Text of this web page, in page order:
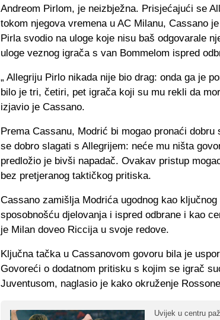
Andreom Pirlom, je neizbježna. Prisjećajući se
tokom njegova vremena u AC Milanu, Cassano
Pirla svodio na uloge koje nisu baš odgovarale
uloge veznog igrača s van Bommelom ispred
„ Allegriju Pirlo nikada nije bio drag: onda ga je
bilo je tri, četiri, pet igrača koji su mu rekli da
izjavio je Cassano.
Prema Cassanu, Modrić bi mogao pronaći
se dobro slagati s Allegrijem: neće mu ništa
predložio je bivši napadač. Ovakav pristup
bez pretjeranog taktičkog pritiska.
Cassano zamišlja Modrića ugodnog kao
sposobnošću djelovanja i ispred odbrane i kao
je Milan doveo Riccija u svoje redove.
Ključna tačka u Cassanovom govoru bila je
Govoreći o dodatnom pritisku s kojim se igrač
Juventusom, naglasio je kako okruženje
Uvijek u centru